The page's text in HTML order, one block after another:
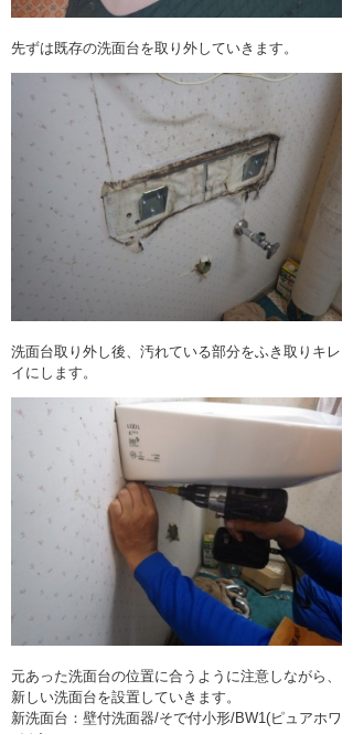
先ずは既存の洗面台を取り外していきます。
洗面台取り外し後、汚れている部分をふき取りキレ
イにします。
元あった洗面台の位置に合うように注意しながら、
新しい洗面台を設置していきます。
新洗面台：壁付洗面器/そで付小形/BW1(ピュアホワ